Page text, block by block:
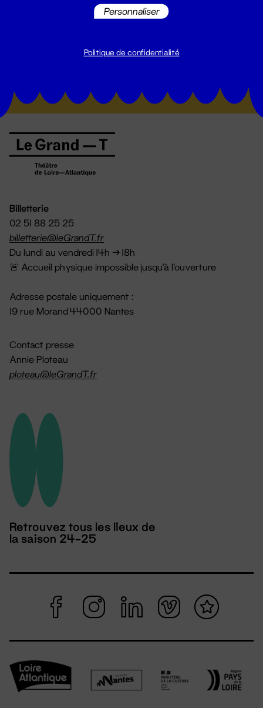
Billetterie
02 51 88 25 25
billetterie@leGrandT.fr
Du lundi au vendredi 14h → 18h
🚨 Accueil physique impossible jusqu'à l'ouverture
Adresse postale uniquement :
19 rue Morand 44000 Nantes
Contact presse
Annie Ploteau
ploteau@leGrandT.fr
Retrouvez tous les lieux de
la saison 24-25
Personnaliser
Politique de confidentialité